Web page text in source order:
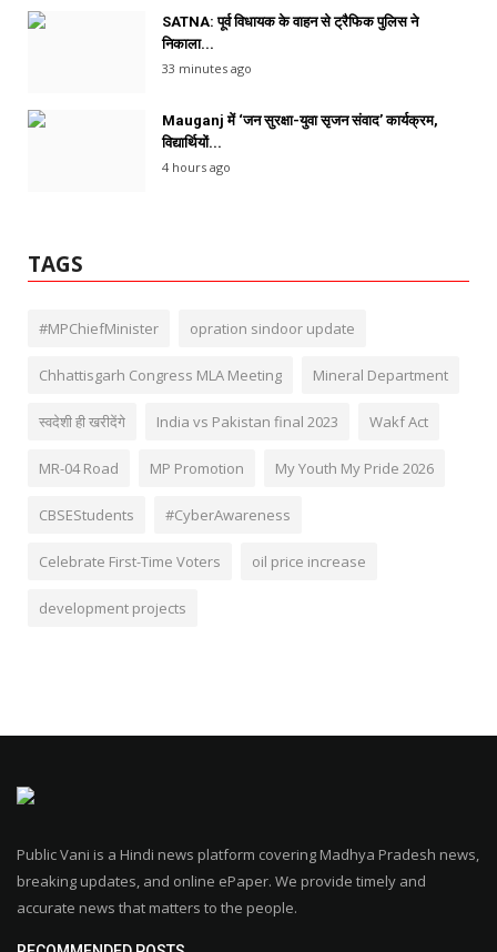
SATNA: पूर्व विधायक के वाहन से ट्रैफिक पुलिस ने
निकाला...
33 minutes ago
Mauganj में ‘जन सुरक्षा-युवा सृजन संवाद’ कार्यक्रम,
विद्यार्थियों...
4 hours ago
TAGS
#MPChiefMinister opration sindoor update
Chhattisgarh Congress MLA Meeting Mineral Department
स्वदेशी ही खरीदेंगे India vs Pakistan final 2023 Wakf Act
MR-04 Road MP Promotion My Youth My Pride 2026
CBSEStudents #CyberAwareness
Celebrate First-Time Voters oil price increase
development projects
Public Vani is a Hindi news platform covering Madhya Pradesh news,
breaking updates, and online ePaper. We provide timely and
accurate news that matters to the people.